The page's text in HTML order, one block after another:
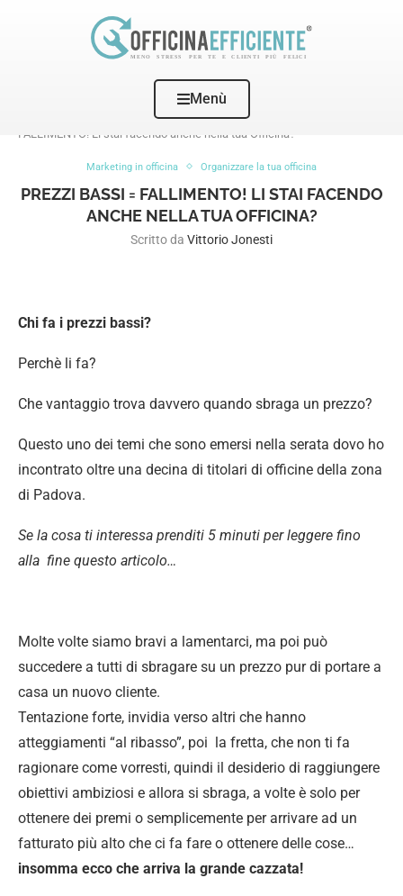
Menù
Marketing in officina
PREZZI BASSI =
FALLIMENTO! Li stai facendo anche nella tua Officina?
Marketing in officina Organizzare la tua officina
PREZZI BASSI = FALLIMENTO! LI STAI FACENDO
ANCHE NELLA TUA OFFICINA?
Scritto da Vittorio Jonesti
Chi fa i prezzi bassi?
Perchè li fa?
Che vantaggio trova davvero quando sbraga un prezzo?
Questo uno dei temi che sono emersi nella serata dovo ho
incontrato oltre una decina di titolari di officine della zona
di Padova.
Se la cosa ti interessa prenditi 5 minuti per leggere fino
alla fine questo articolo…
Molte volte siamo bravi a lamentarci, ma poi può
succedere a tutti di sbragare su un prezzo pur di portare a
casa un nuovo cliente.
Tentazione forte, invidia verso altri che hanno
atteggiamenti “al ribasso”, poi la fretta, che non ti fa
ragionare come vorresti, quindi il desiderio di raggiungere
obiettivi ambiziosi e allora si sbraga, a volte è solo per
ottenere dei premi o semplicemente per arrivare ad un
fatturato più alto che ci fa fare o ottenere delle cose…
insomma ecco che arriva la grande cazzata!